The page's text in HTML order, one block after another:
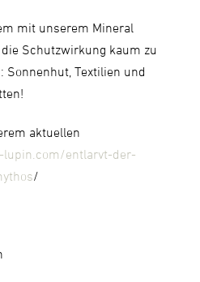
mit unserem Mineral
Schutzwirkung kaum zu
Sonnenhut, Textilien und
aktuellen
entlarvt-der-
/